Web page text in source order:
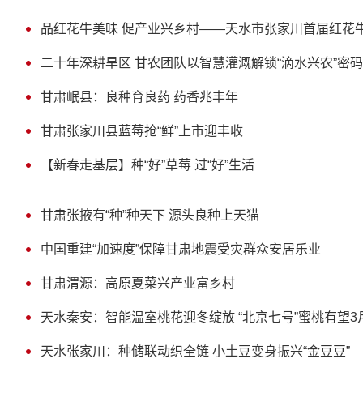
品红花牛美味 促产业兴乡村——天水市张家川首届红花
二十年深耕旱区 甘农团队以智慧灌溉解锁“滴水兴农”密码
甘肃岷县：良种育良药 药香兆丰年
甘肃张家川县蓝莓抢“鲜”上市迎丰收
【新春走基层】种“好”草莓 过“好”生活
甘肃张掖有“种”种天下 源头良种上天猫
中国重建“加速度”保障甘肃地震受灾群众安居乐业
甘肃渭源：高原夏菜兴产业富乡村
天水秦安：智能温室桃花迎冬绽放 “北京七号”蜜桃有望3
天水张家川：种储联动织全链 小土豆变身振兴“金豆豆”